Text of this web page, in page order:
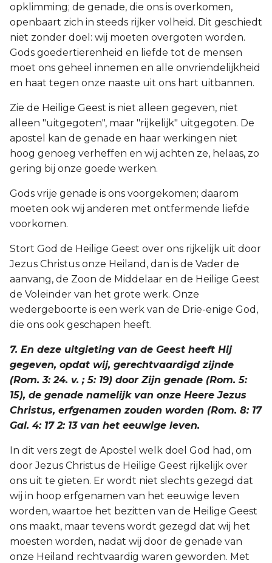
opklimming; de genade, die ons is overkomen,
openbaart zich in steeds rijker volheid. Dit geschiedt
niet zonder doel: wij moeten overgoten worden.
Gods goedertierenheid en liefde tot de mensen
moet ons geheel innemen en alle onvriendelijkheid
en haat tegen onze naaste uit ons hart uitbannen.
Zie de Heilige Geest is niet alleen gegeven, niet
alleen "uitgegoten", maar "rijkelijk" uitgegoten. De
apostel kan de genade en haar werkingen niet
hoog genoeg verheffen en wij achten ze, helaas, zo
gering bij onze goede werken.
Gods vrije genade is ons voorgekomen; daarom
moeten ook wij anderen met ontfermende liefde
voorkomen.
Stort God de Heilige Geest over ons rijkelijk uit door
Jezus Christus onze Heiland, dan is de Vader de
aanvang, de Zoon de Middelaar en de Heilige Geest
de Voleinder van het grote werk. Onze
wedergeboorte is een werk van de Drie-enige God,
die ons ook geschapen heeft.
7. En deze uitgieting van de Geest heeft Hij
gegeven, opdat wij, gerechtvaardigd zijnde
(Rom. 3: 24. v. ; 5: 19) door Zijn genade (Rom. 5:
15), de genade namelijk van onze Heere Jezus
Christus, erfgenamen zouden worden (Rom. 8: 17
Gal. 4: 17 2: 13 van het eeuwige leven.
In dit vers zegt de Apostel welk doel God had, om
door Jezus Christus de Heilige Geest rijkelijk over
ons uit te gieten. Er wordt niet slechts gezegd dat
wij in hoop erfgenamen van het eeuwige leven
worden, waartoe het bezitten van de Heilige Geest
ons maakt, maar tevens wordt gezegd dat wij het
moesten worden, nadat wij door de genade van
onze Heiland rechtvaardig waren geworden. Met